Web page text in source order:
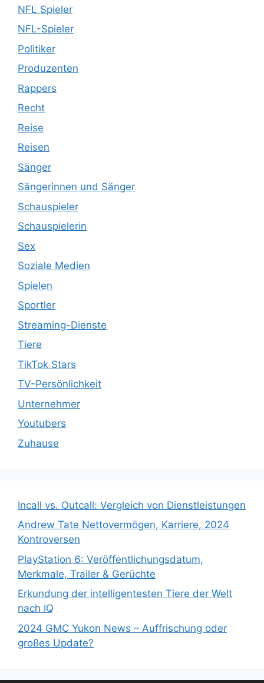
NFL Spieler
NFL-Spieler
Politiker
Produzenten
Rappers
Recht
Reise
Reisen
Sänger
Sängerinnen und Sänger
Schauspieler
Schauspielerin
Sex
Soziale Medien
Spielen
Sportler
Streaming-Dienste
Tiere
TikTok Stars
TV-Persönlichkeit
Unternehmer
Youtubers
Zuhause
Incall vs. Outcall: Vergleich von Dienstleistungen
Andrew Tate Nettovermögen, Karriere, 2024
Kontroversen
PlayStation 6: Veröffentlichungsdatum,
Merkmale, Trailer & Gerüchte
Erkundung der intelligentesten Tiere der Welt
nach IQ
2024 GMC Yukon News – Auffrischung oder
großes Update?